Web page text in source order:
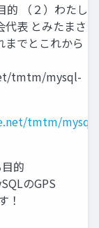
（２）わたしの
表 とみたまさひ
までとこれから
tmtm/mysql-
tmtm/mysql-
的
のGPS
！